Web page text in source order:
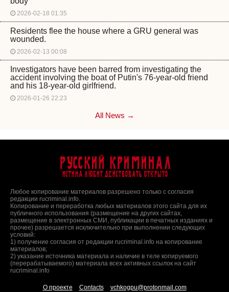
2026-02-18 01:35
Residents flee the house where a GRU general was
wounded.
2026-02-13 00:08
Investigators have been barred from investigating the
accident involving the boat of Putin's 76-year-old friend
and his 18-year-old girlfriend.
2026-01-26 22:23
All News →
Русский Криминал
Истина любит действовать открыто
Любое копирование материалов разрешено только с согласия
редакции rucriminal.info.
Копирование и переработка любых материалов этого сайта для их
публичного использования (размещение на других сайтах,
размещение в электронных СМИ, публикации в печатных изданиях и
прочее) разрешается исключительно при выполнении следующих
условий:
1) получение согласия от редакции rucriminal.info на копирование
материалов;
2) указание источника материала и наличие в теле копируемого
(перерабатываемого) материала всех активных ссылок на сайт
rucriminal.info
О проекте Contacts vchkogpu@protonmail.com